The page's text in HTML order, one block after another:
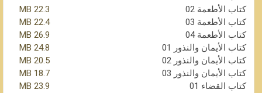
كتاب الأطعمة 02
22.3 MB
كتاب الأطعمة 03
22.4 MB
كتاب الأطعمة 04
26.9 MB
كتاب الأيمان والنذور 01
24.8 MB
كتاب الأيمان والنذور 02
20.5 MB
كتاب الأيمان والنذور 03
18.7 MB
كتاب القضاء 01
23.9 MB